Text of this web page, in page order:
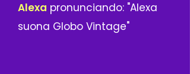
Alexa pronunciando: "Alexa
suona Globo Vintage"